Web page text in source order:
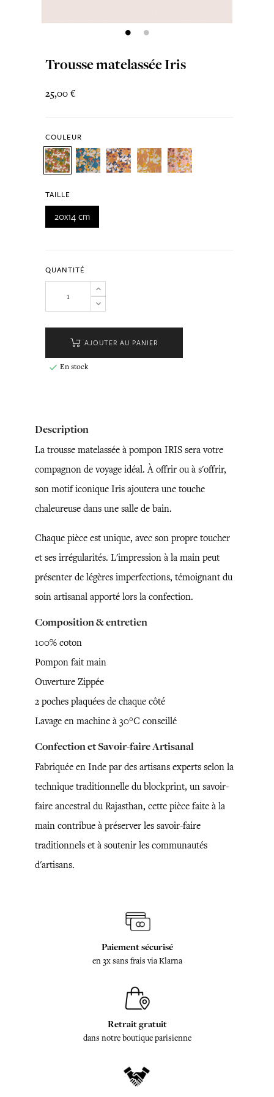
Trousse matelassée Iris
25,00 €
COULEUR
TAILLE
20x14 cm
QUANTITÉ
AJOUTER AU PANIER
 En stock
Description
La trousse matelassée à pompon IRIS sera votre
compagnon de voyage idéal. À offrir ou à s'offrir,
son motif iconique Iris ajoutera une touche
chaleureuse dans une salle de bain.
Chaque pièce est unique, avec son propre toucher
et ses irrégularités. L'impression à la main peut
présenter de légères imperfections, témoignant du
soin artisanal apporté lors la confection.
Composition & entretien
100% coton
Pompon fait main
Ouverture Zippée
2 poches plaquées de chaque côté
Lavage en machine à 30°C conseillé
Confection et Savoir-faire Artisanal
Fabriquée en Inde par des artisans experts selon la
technique traditionnelle du blockprint, un savoir-
faire ancestral du Rajasthan, cette pièce faite à la
main contribue à préserver les savoir-faire
traditionnels et à soutenir les communautés
d'artisans.
Paiement sécurisé
en 3x sans frais via Klarna
Retrait gratuit
dans notre boutique parisienne